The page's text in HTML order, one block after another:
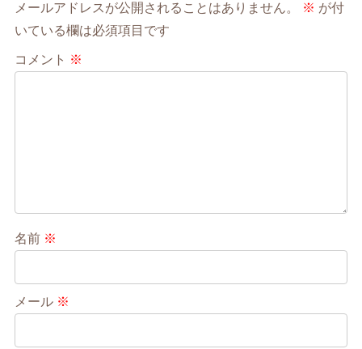
メールアドレスが公開されることはありません。 ※ が付
いている欄は必須項目です
コメント ※
名前 ※
メール ※